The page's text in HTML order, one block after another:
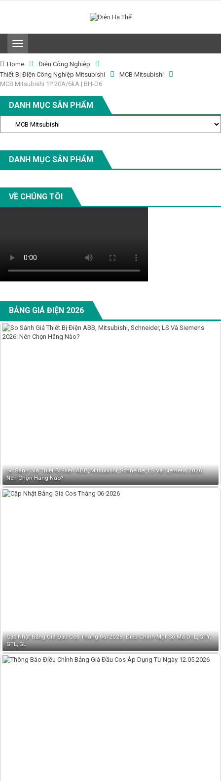
T
o
g
g
l
e
n
a
v
i
g
t
i
Home
Điện Công Nghiệp
Thiết Bị Điện Công Nghiệp Mitsubishi
MCB Mitsubishi
MCB Mitsubishi 1P 20A/6kA | BH-D6
DANH MỤC SẢN PHẨM
DANH MỤC SẢN PHẨM
VỀ CHÚNG TÔI
BẢNG GIÁ ĐIỆN 2026
So Sánh Giá Thiết Bị Điện ABB, Mitsubishi, Schneider, LS Và Siemens 2026:
Nên Chọn Hãng Nào?
Cập Nhật Bảng Giá Đầu Cos Tháng 06/2026: Điều Chỉnh Một Số Mã DTL, GTY,
GTL, GL